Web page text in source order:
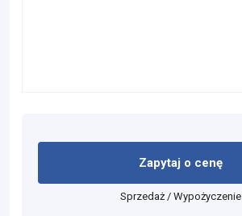
Zapytaj o cenę
Sprzedaż / Wypożyczenie